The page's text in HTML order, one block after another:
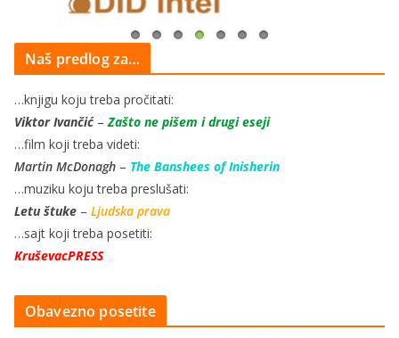
Naš predlog za…
…knjigu koju treba pročitati:
Viktor Ivančić–Zašto ne pišem i drugi eseji
…film koji treba videti:
Martin McDonagh – The Banshees of Inisherin
…muziku koju treba preslušati:
Letu štuke – Ljudska prava
…sajt koji treba posetiti:
KruševacPRESS
Obavezno posetite